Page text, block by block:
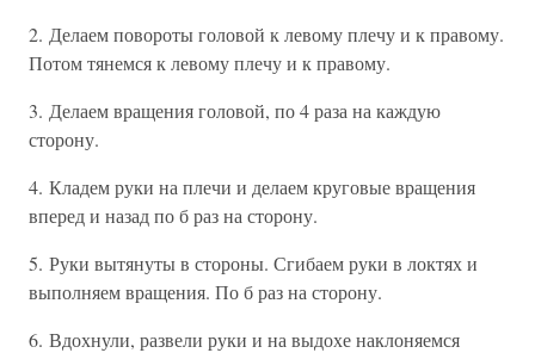
2. Делаем повороты головой к левому плечу и к правому.
Потом тянемся к левому плечу и к правому.
3. Делаем вращения головой, по 4 раза на каждую
сторону.
4. Кладем руки на плечи и делаем круговые вращения
вперед и назад по б раз на сторону.
5. Руки вытянуты в стороны. Сгибаем руки в локтях и
выполняем вращения. По б раз на сторону.
6. Вдохнули, развели руки и на выдохе наклоняемся